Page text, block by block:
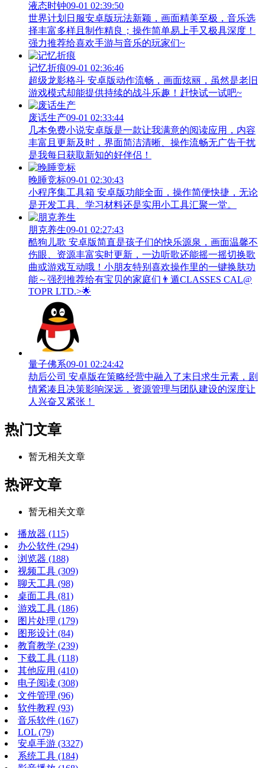
液态时钟09-01 02:39:50
世界计划日服安卓版玩法新颖，画面精美至极，音乐选
择丰富多样且制作精良；操作简单易上手又极具深度！
强力推荐给喜欢手游与音乐的玩家们~
记忆折痕09-01 02:36:46
超级龙影格斗 安卓版动作流畅，画面炫丽，虽然是老旧
游戏模式却能提供持续的战斗乐趣！赶快试一试吧~
废话生产09-01 02:33:44
几本免费小说安卓版是一款让我满意的阅读应用，内容
丰富且更新及时，界面简洁清晰、操作流畅无广告干扰
是我每日获取新知的好伴侣！
晚睡竞标09-01 02:30:43
小程序集工具箱 安卓版功能全面，操作简便快捷，无论
是开发工具、学习材料还是实用小工具汇聚一堂。
朋克养生09-01 02:27:43
酷狗儿歌 安卓版简直是孩子们的快乐源泉，画面温馨不
伤眼、资源丰富实时更新，一边听歌还能摇一摇切换歌
曲或游戏互动哦！小朋友特别喜欢操作里的一键换肤功
能～强烈推荐给有宝贝的家庭们👨‍遁️CLASSES CAL@
TOPR LTD.>🌟
量子佛系09-01 02:24:42
劫后公司 安卓版在策略经营中融入了末日求生元素，剧
情紧凑且决策影响深远，资源管理与团队建设的深度让
人兴奋又紧张！
热门文章
暂无相关文章
热评文章
暂无相关文章
播放器 (115)
办公软件 (294)
浏览器 (188)
视频工具 (309)
聊天工具 (98)
桌面工具 (81)
游戏工具 (186)
图片处理 (179)
图形设计 (84)
教育教学 (239)
下载工具 (118)
其他应用 (410)
电子阅读 (308)
文件管理 (96)
软件教程 (93)
音乐软件 (167)
LOL (79)
安卓手游 (3327)
系统工具 (184)